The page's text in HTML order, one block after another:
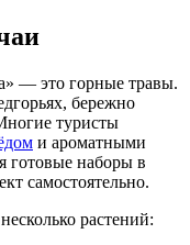
— это горные травы.
бережно
туристы
и ароматными
готовые наборы в
самостоятельно.
растений: